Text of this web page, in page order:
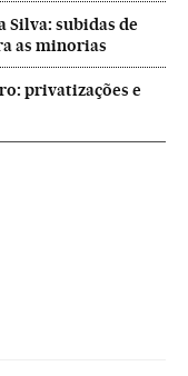
Silva: subidas de
as minorias
privatizações e